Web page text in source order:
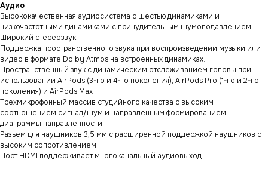
Аудио
Высококачественная аудиосистема с шестью динамиками и
низкочастотными динамиками с принудительным шумоподавлением.
Широкий стереозвук
Поддержка пространственного звука при воспроизведении музыки или
видео в формате Dolby Atmos на встроенных динамиках.
Пространственный звук с динамическим отслеживанием головы при
использовании AirPods (3-го и 4-го поколения), AirPods Pro (1-го и 2-го
поколения) и AirPods Max
Трехмикрофонный массив студийного качества с высоким
соотношением сигнал/шум и направленным формированием
диаграммы направленности.
Разъем для наушников 3,5 мм с расширенной поддержкой наушников с
высоким сопротивлением
Порт HDMI поддерживает многоканальный аудиовыход